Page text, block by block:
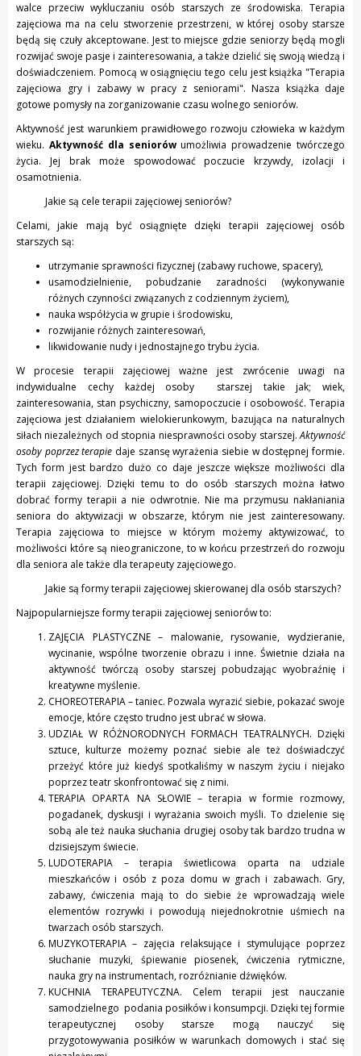
walce przeciw wykluczaniu osób starszych ze środowiska. Terapia
zajęciowa ma na celu stworzenie przestrzeni, w której osoby starsze
będą się czuły akceptowane. Jest to miejsce gdzie seniorzy będą mogli
rozwijać swoje pasje i zainteresowania, a także dzielić się swoją wiedzą i
doświadczeniem. Pomocą w osiągnięciu tego celu jest książka "Terapia
zajęciowa gry i zabawy w pracy z seniorami". Nasza książka daje
gotowe pomysły na zorganizowanie czasu wolnego seniorów.
Aktywność jest warunkiem prawidłowego rozwoju człowieka w każdym
wieku. Aktywność dla seniorówumożliwia prowadzenie twórczego
życia. Jej brak może spowodować poczucie krzywdy, izolacji i
osamotnienia.
Jakie są cele terapii zajęciowej seniorów?
Celami, jakie mają być osiągnięte dzięki terapii zajęciowej osób
starszych są:
utrzymanie sprawności fizycznej (zabawy ruchowe, spacery),
usamodzielnienie, pobudzanie zaradności (wykonywanie
różnych czynności związanych z codziennym życiem),
nauka współżycia w grupie i środowisku,
rozwijanie różnych zainteresowań,
likwidowanie nudy i jednostajnego trybu życia.
W procesie terapii zajęciowej ważne jest zwrócenie uwagi na
indywidualne cechy każdej osoby starszej takie jak; wiek,
zainteresowania, stan psychiczny, samopoczucie i osobowość. Terapia
zajęciowa jest działaniem wielokierunkowym, bazująca na naturalnych
siłach niezależnych od stopnia niesprawności osoby starszej.Aktywność
osoby poprzez terapie daje szansę wyrażenia siebie w dostępnej formie.
Tych form jest bardzo dużo co daje jeszcze większe możliwości dla
terapii zajęciowej. Dzięki temu to do osób starszych można łatwo
dobrać formy terapii a nie odwrotnie. Nie ma przymusu nakłaniania
seniora do aktywizacji w obszarze, którym nie jest zainteresowany.
Terapia zajęciowa to miejsce w którym możemy aktywizować, to
możliwości które są nieograniczone, to w końcu przestrzeń do rozwoju
dla seniora ale także dla terapeuty zajęciowego.
Jakie są formy terapii zajęciowej skierowanej dla osób starszych?
Najpopularniejsze formy terapii zajęciowej seniorów to:
ZAJĘCIA PLASTYCZNE – malowanie, rysowanie, wydzieranie,
wycinanie, wspólne tworzenie obrazu i inne. Świetnie działa na
aktywność twórczą osoby starszej pobudzając wyobraźnię i
kreatywne myślenie.
CHOREOTERAPIA – taniec. Pozwala wyrazić siebie, pokazać swoje
emocje, które często trudno jest ubrać w słowa.
UDZIAŁ W RÓŻNORODNYCH FORMACH TEATRALNYCH. Dzięki
sztuce, kulturze możemy poznać siebie ale też doświadczyć
przeżyć które już kiedyś spotkaliśmy w naszym życiu i niejako
poprzez teatr skonfrontować się z nimi.
TERAPIA OPARTA NA SŁOWIE – terapia w formie rozmowy,
pogadanek, dyskusji i wyrażania swoich myśli. To dzielenie się
sobą ale też nauka słuchania drugiej osoby tak bardzo trudna w
dzisiejszym świecie.
LUDOTERAPIA – terapia świetlicowa oparta na udziale
mieszkańców i osób z poza domu w grach i zabawach. Gry,
zabawy, ćwiczenia mają to do siebie że wprowadzają wiele
elementów rozrywki i powodują niejednokrotnie uśmiech na
twarzach osób starszych.
MUZYKOTERAPIA – zajęcia relaksujące i stymulujące poprzez
słuchanie muzyki, śpiewanie piosenek, ćwiczenia rytmiczne,
nauka gry na instrumentach, rozróżnianie dźwięków.
KUCHNIA TERAPEUTYCZNA. Celem terapii jest nauczanie
samodzielnego podania posiłków i konsumpcji. Dzięki tej formie
terapeutycznej osoby starsze mogą nauczyć się
przygotowywania posiłków w warunkach domowych i stać się